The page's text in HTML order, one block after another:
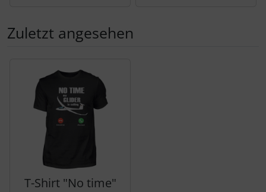
Zuletzt angesehen
T-Shirt "No time"